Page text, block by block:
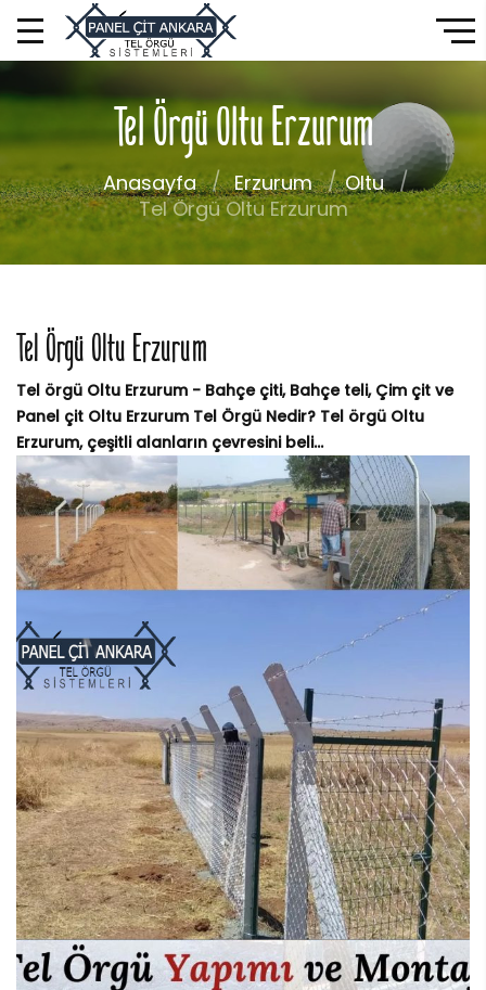
Tel Örgü Oltu Erzurum
Anasayfa Erzurum
Oltu
Tel Örgü Oltu Erzurum
Tel Örgü Oltu Erzurum
Tel örgü Oltu Erzurum - Bahçe çiti, Bahçe teli, Çim çit ve
Panel çit Oltu Erzurum Tel Örgü Nedir? Tel örgü Oltu
Erzurum, çeşitli alanların çevresini beli...